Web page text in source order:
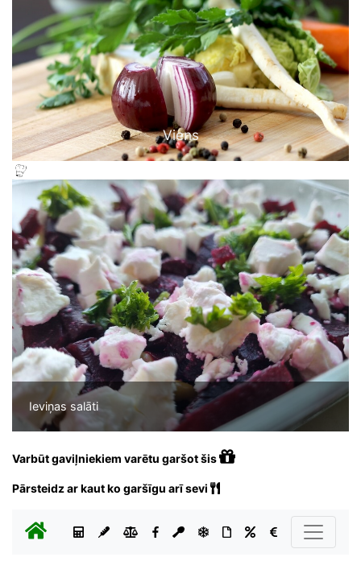
Viens
Ieviņas salāti
Varbūt gaviļniekiem varētu garšot šis
Pārsteidz ar kaut ko garšīgu arī sevi